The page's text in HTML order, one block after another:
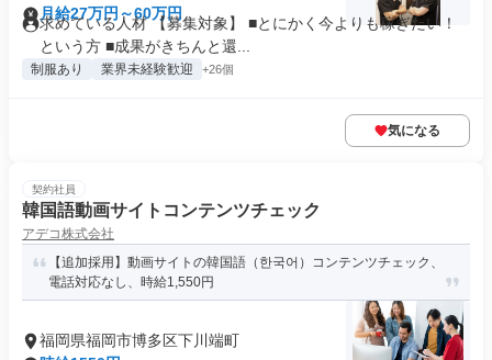
街
月給27万円～60万円
求めている人材 【募集対象】 ■とにかく今よりも稼ぎたい！
という方 ■成果がきちんと還...
制服あり 業界未経験歓迎 +26個
気になる
契約社員
韓国語動画サイトコンテンツチェック
アデコ株式会社
【追加採用】動画サイトの韓国語（한국어）コンテンツチェック、
電話対応なし、時給1,550円
福岡県福岡市博多区下川端町